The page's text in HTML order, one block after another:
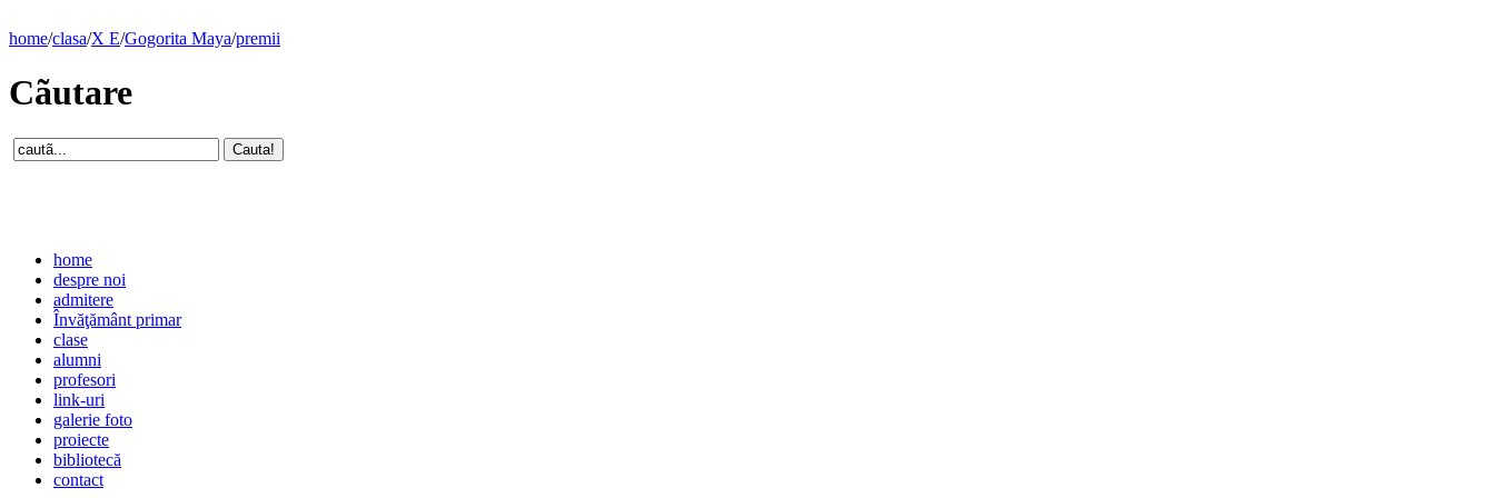
home/clasa/X E/Gogorita Maya/premii
Cãutare
home
despre noi
admitere
Învăţământ primar
clase
alumni
profesori
link-uri
galerie foto
proiecte
bibliotecă
contact